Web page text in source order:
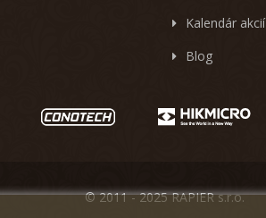
Kalendár akcií
Blog
© 2011 - 2025 RAPIER s.r.o.